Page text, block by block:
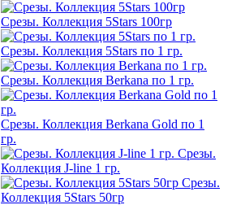
Срезы. Коллекция 5Stars 100гр
Срезы. Коллекция 5Stars по 1 гр.
Срезы. Коллекция Berkana по 1 гр.
Срезы. Коллекция Berkana Gold по 1
гр.
Срезы.
Коллекция J-line 1 гр.
Срезы.
Коллекция 5Stars 50гр